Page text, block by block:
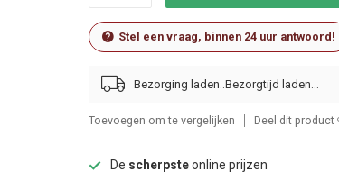
Stel een vraag, binnen 24 uur antwoord!
Bezorging laden..
Toevoegen om te vergelijken Deel dit product
De scherpsteonline prijzen